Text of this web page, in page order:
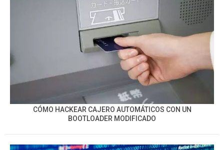
CÓMO HACKEAR CAJERO AUTOMÁTICOS CON UN
BOOTLOADER MODIFICADO